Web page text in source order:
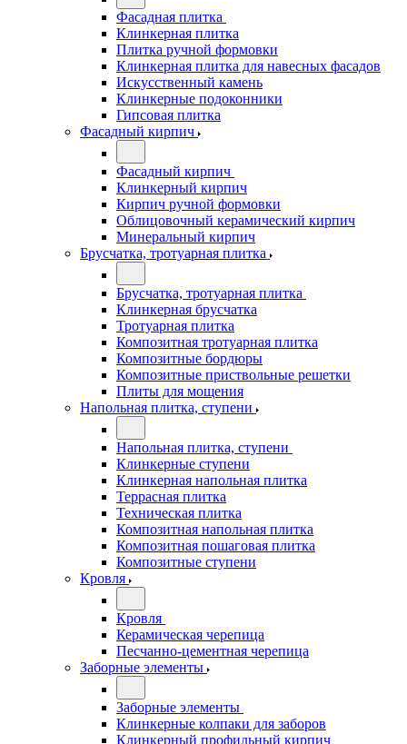
Фасадная плитка
Клинкерная плитка
Плитка ручной формовки
Клинкерная плитка для навесных фасадов
Искусственный камень
Клинкерные подоконники
Гипсовая плитка
Фасадный кирпич
Фасадный кирпич
Клинкерный кирпич
Кирпич ручной формовки
Облицовочный керамический кирпич
Минеральный кирпич
Брусчатка, тротуарная плитка
Брусчатка, тротуарная плитка
Клинкерная брусчатка
Тротуарная плитка
Композитная тротуарная плитка
Композитные бордюры
Композитные приствольные решетки
Плиты для мощения
Напольная плитка, ступени
Напольная плитка, ступени
Клинкерные ступени
Клинкерная напольная плитка
Террасная плитка
Техническая плитка
Композитная напольная плитка
Композитная пошаговая плитка
Композитные ступени
Кровля
Кровля
Керамическая черепица
Песчанно-цементная черепица
Заборные элементы
Заборные элементы
Клинкерные колпаки для заборов
Клинкерный профильный кирпич